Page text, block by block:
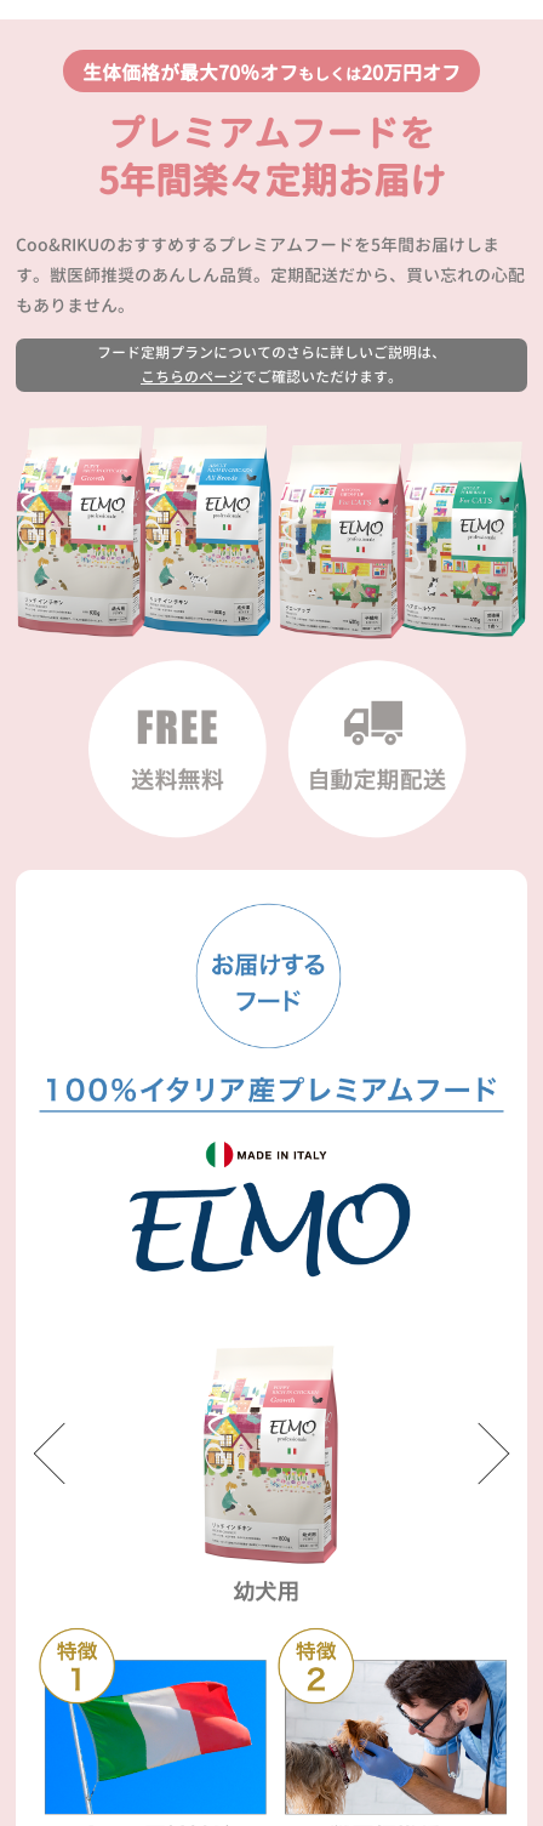
生体価格が最大70％オフもしくは20万円オフ
プレミアムフードを
5年間楽々定期お届け
Coo&RIKUのおすすめするプレミアムフードを5年間お届けしま
す。獣医師推奨のあんしん品質。定期配送だから、買い忘れの心配
もありません。
フード定期プランについてのさらに詳しいご説明は、
こちらのページでご確認いただけます。